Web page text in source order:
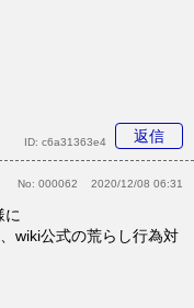
返信
ID: c6a31363e4
No: 000062 2020/12/08 06:31
に
wiki公式の荒らし行為対